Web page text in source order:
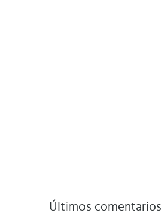
Últimos comentarios